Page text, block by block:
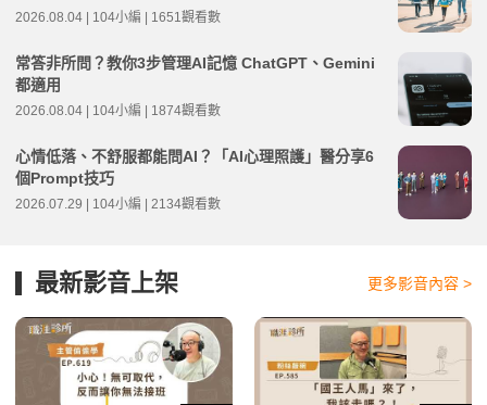
2026.08.04 | 104小編 | 1651觀看數
常答非所問？教你3步管理AI記憶 ChatGPT、Gemini
都適用
2026.08.04 | 104小編 | 1874觀看數
心情低落、不舒服都能問AI？「AI心理照護」醫分享6
個Prompt技巧
2026.07.29 | 104小編 | 2134觀看數
最新影音上架 更多影音內容 >